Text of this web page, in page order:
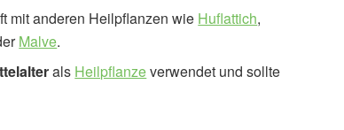
mit anderen Heilpflanzen wie Huflattich,
Malve.
als Heilpflanzeverwendet und sollte